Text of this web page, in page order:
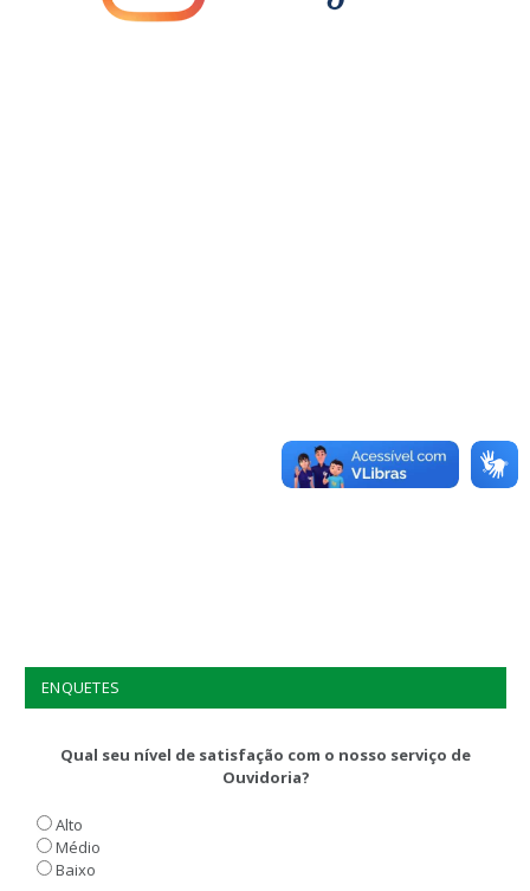
ENQUETES
Qual seu nível de satisfação com o nosso serviço de
Ouvidoria?
Alto
Médio
Baixo